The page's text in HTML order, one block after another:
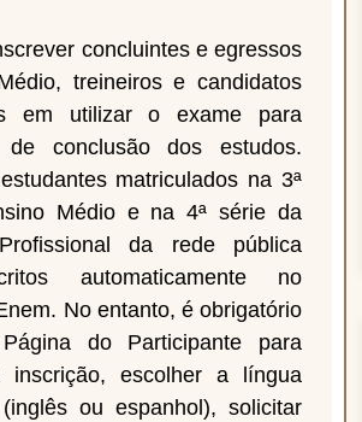
concluintes e egressos
treineiros e candidatos
em utilizar o exame para
de conclusão dos estudos.
matriculados na 3ª
Médio e na 4ª série da
da rede pública
automaticamente no
No entanto, é obrigatório
do Participante para
inscrição, escolher a língua
ou espanhol), solicitar